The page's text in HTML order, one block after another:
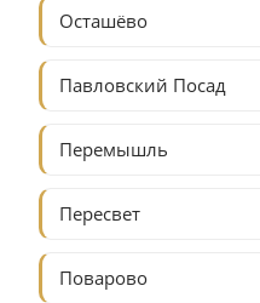
Осташёво
Павловский Посад
Перемышль
Пересвет
Поварово